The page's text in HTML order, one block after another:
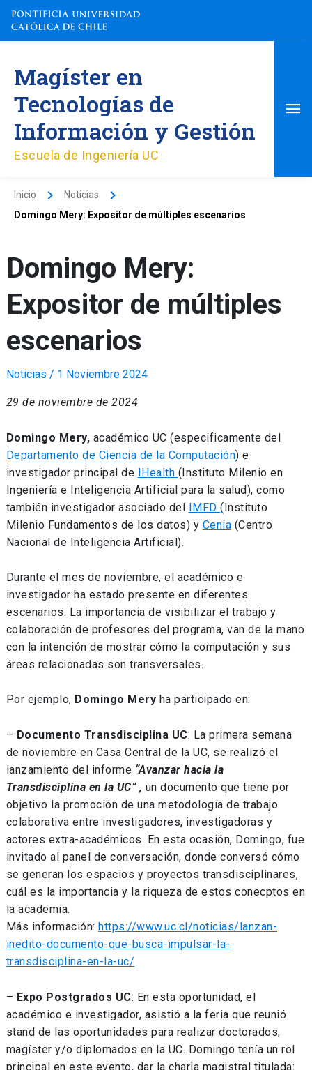
contenido
Magíster en
Tecnologías de
Información y Gestión
Escuela de Ingeniería UC
Inicio
Noticias
Domingo Mery: Expositor de múltiples escenarios
Domingo Mery:
Expositor de múltiples
escenarios
Noticias / 1 Noviembre 2024
29 de noviembre de 2024
Domingo Mery, académico UC (especificamente del
Departamento de Ciencia de la Computación) e
investigador principal de IHealth (Instituto Milenio en
Ingeniería e Inteligencia Artificial para la salud), como
también investigador asociado del IMFD(Instituto
Milenio Fundamentos de los datos) y Cenia (Centro
Nacional de Inteligencia Artificial).
Durante el mes de noviembre, el académico e
investigador ha estado presente en diferentes
escenarios. La importancia de visibilizar el trabajo y
colaboración de profesores del programa, van de la mano
con la intención de mostrar cómo la computación y sus
áreas relacionadas son transversales.
Por ejemplo, Domingo Mery ha participado en:
– Documento Transdisciplina UC: La primera semana
de noviembre en Casa Central de la UC, se realizó el
lanzamiento del informe “Avanzar hacia la
Transdisciplina en la UC” , un documento que tiene por
objetivo la promoción de una metodología de trabajo
colaborativa entre investigadores, investigadoras y
actores extra-académicos. En esta ocasión, Domingo, fue
invitado al panel de conversación, donde conversó cómo
se generan los espacios y proyectos transdisciplinares,
cuál es la importancia y la riqueza de estos conecptos en
la academia.
Más información:https://www.uc.cl/noticias/lanzan-
inedito-documento-que-busca-impulsar-la-
transdisciplina-en-la-uc/
– Expo Postgrados UC: En esta oportunidad, el
académico e investigador, asistió a la feria que reunió
stand de las oportunidades para realizar doctorados,
magíster y/o diplomados en la UC. Domingo tenía un rol
principal en este evento, dar la charla magistral titulada: